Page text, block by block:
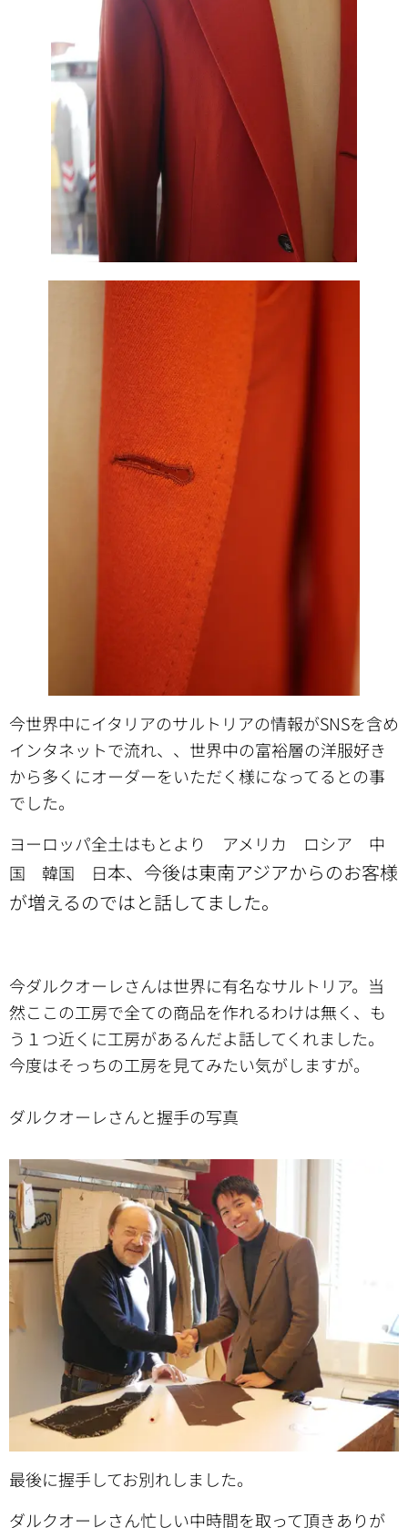
今世界中にイタリアのサルトリアの情報がSNSを含め
インタネットで流れ、、世界中の富裕層の洋服好き
から多くにオーダーをいただく様になってるとの事
でした。
ヨーロッパ全土はもとより アメリカ ロシア 中
国 韓国 日本、今後は東南アジアからのお客様
が増えるのではと話してました。
今ダルクオーレさんは世界に有名なサルトリア。当
然ここの工房で全ての商品を作れるわけは無く、も
う１つ近くに工房があるんだよ話してくれました。
今度はそっちの工房を見てみたい気がしますが。
ダルクオーレさんと握手の写真
最後に握手してお別れしました。
ダルクオーレさん忙しい中時間を取って頂きありが